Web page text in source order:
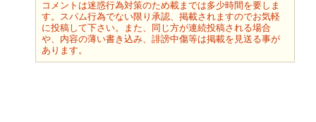
コメントは迷惑行為対策のため載までは多少時間を要しま
す。スパム行為でない限り承認、掲載されますのでお気軽
に投稿して下さい。また、同じ方が連続投稿される場合
や、内容の薄い書き込み、誹謗中傷等は掲載を見送る事が
あります。